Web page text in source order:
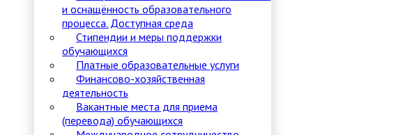
и оснащённость образовательного
процесса. Доступная среда
Стипендии и меры поддержки
обучающихся
Платные образовательные услуги
Финансово-хозяйственная
деятельность
Вакантные места для приема
(перевода) обучающихся